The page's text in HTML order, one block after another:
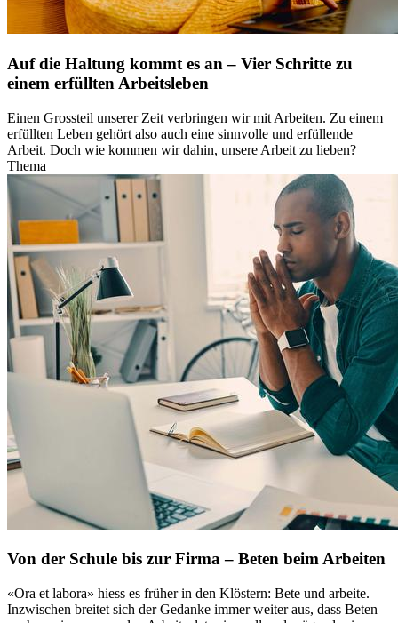
Auf die Haltung kommt es an – Vier Schritte zu
einem erfüllten Arbeitsleben
Einen Grossteil unserer Zeit verbringen wir mit Arbeiten. Zu einem
erfüllten Leben gehört also auch eine sinnvolle und erfüllende
Arbeit. Doch wie kommen wir dahin, unsere Arbeit zu lieben?
Thema
Von der Schule bis zur Firma – Beten beim Arbeiten
«Ora et labora» hiess es früher in den Klöstern: Bete und arbeite.
Inzwischen breitet sich der Gedanke immer weiter aus, dass Beten